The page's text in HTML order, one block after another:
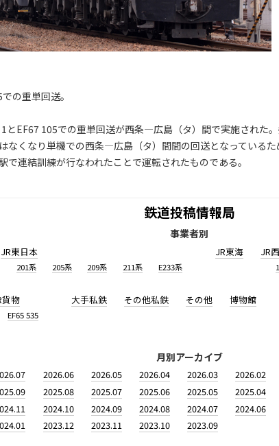
の重単回送。
とEF67 105での重単回送が西条―広島（タ）間で実施された。
なくなり単機での西条―広島（タ）間間の回送となっている
で連結訓練が行なわれたことで運転されたものである。
鉄道投稿情報局
事業者別
JR東日本
201系 205系 209系 211系 E233系
JR東海 JR
貨物
EF65 535
大手私鉄 その他私鉄 その他 博物館
月別アーカイブ
2026.06 2026.05 2026.04 2026.03 2026.02
2025.08 2025.07 2025.06 2025.05 2025.04
2024.10 2024.09 2024.08 2024.07 2024.06
2023.12 2023.11 2023.10 2023.09